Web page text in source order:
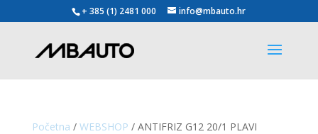
+ 385 (1) 2481 000 info@mbauto.hr
Početna / WEBSHOP / ANTIFRIZ G12 20/1 PLAVI